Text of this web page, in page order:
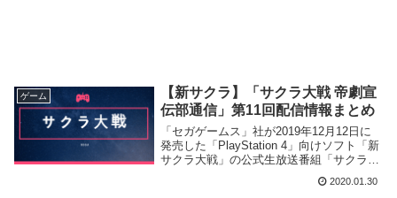
ゲーム
【新サクラ】「サクラ大戦 帝劇宣
伝部通信」第11回配信情報まとめ
「セガゲームス」社が2019年12月12日に
発売した「PlayStation 4」向けソフト「新
サクラ大戦」の公式生放送番組「サクラ大
2020.01.30